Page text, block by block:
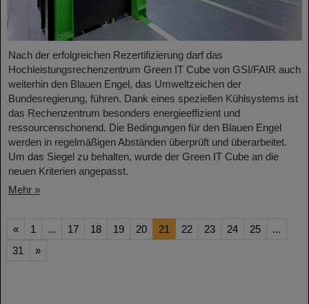
Nach der erfolgreichen Rezertifizierung darf das
Hochleistungsrechenzentrum Green IT Cube von GSI/FAIR auch
weiterhin den Blauen Engel, das Umweltzeichen der
Bundesregierung, führen. Dank eines speziellen Kühlsystems ist
das Rechenzentrum besonders energieeffizient und
ressourcenschonend. Die Bedingungen für den Blauen Engel
werden in regelmäßigen Abständen überprüft und überarbeitet.
Um das Siegel zu behalten, wurde der Green IT Cube an die
neuen Kriterien angepasst.
Mehr »
« 1 ... 17 18 19 20 21 22 23 24 25
...
31
»